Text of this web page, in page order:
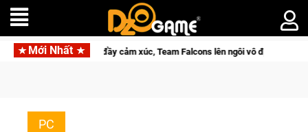
Mới Nhất
trình đầy cảm xúc, Team Falcons lên ngôi vô địch
PC